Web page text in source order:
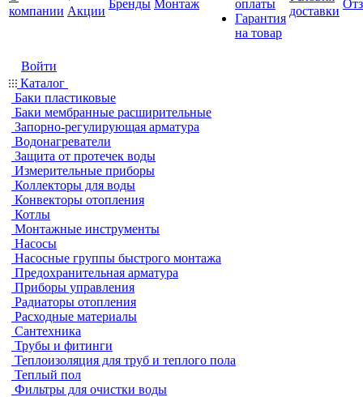
компании Акции
Бренды Монтаж
оплаты
Гарантия
на товар
доставки
Войти
Каталог
Баки пластиковые
Баки мембранные расширительные
Запорно-регулирующая арматура
Водонагреватели
Защита от протечек воды
Измерительные приборы
Коллекторы для воды
Конвекторы отопления
Котлы
Монтажные инструменты
Насосы
Насосные группы быстрого монтажа
Предохранительная арматура
Приборы управления
Радиаторы отопления
Расходные материалы
Сантехника
Трубы и фитинги
Теплоизоляция для труб и теплого пола
Теплый пол
Фильтры для очистки воды